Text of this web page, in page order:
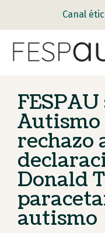
Canal
Autismo
rechazo
Donald
autismo